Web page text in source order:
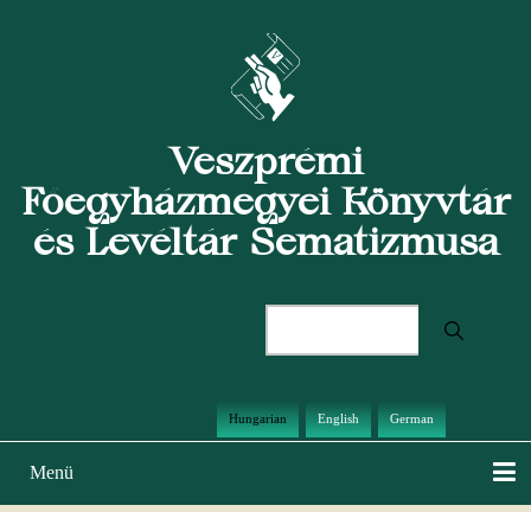
Veszprémi
Főegyházmegyei Könyvtár
és Levéltár Sematizmusa
Hungarian English German
Main
Menü